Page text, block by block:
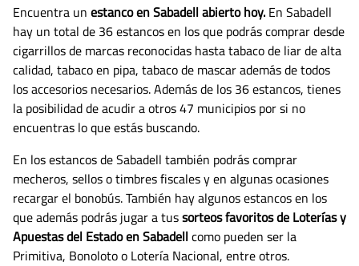
Encuentra un estanco en Sabadell abierto hoy. En Sabadell
hay un total de 36 estancos en los que podrás comprar desde
cigarrillos de marcas reconocidas hasta tabaco de liar de alta
calidad, tabaco en pipa, tabaco de mascar además de todos
los accesorios necesarios.Además de los 36 estancos, tienes
la posibilidad de acudir a otros 47 municipios por si no
encuentras lo que estás buscando.
En los estancos de Sabadell también podrás comprar
mecheros, sellos o timbres fiscales y en algunas ocasiones
recargar el bonobús. También hay algunos estancos en los
que además podrás jugar a tussorteos favoritos de Loterías y
Apuestas del Estado en Sabadellcomo pueden ser la
Primitiva, Bonoloto o Lotería Nacional, entre otros.